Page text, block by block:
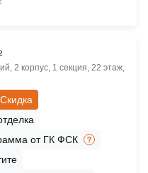
2 корпус, 1 секция, 22 этаж,
Скидка
от ГК ФСК